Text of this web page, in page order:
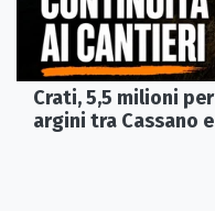
Crati, 5,5 milioni
argini tra Cassano